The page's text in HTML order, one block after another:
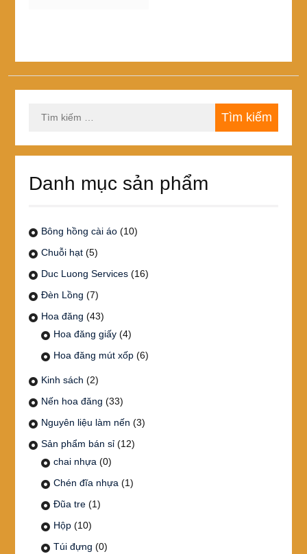
kiếm
Danh mục sản phẩm
Bông hồng cài áo (10)
Chuỗi hạt (5)
Duc Luong Services (16)
Đèn Lồng (7)
Hoa đăng (43)
Hoa đăng giấy (4)
Hoa đăng mút xốp (6)
Kinh sách (2)
Nến hoa đăng (33)
Nguyên liệu làm nến (3)
Sản phẩm bán sỉ (12)
chai nhựa (0)
Chén đĩa nhựa (1)
Đũa tre (1)
Hộp (10)
Túi đựng (0)